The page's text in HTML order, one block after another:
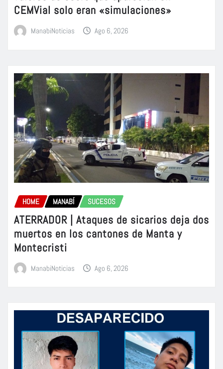
CEMVial solo eran «simulaciones»
ManabiNoticias Ago 6, 2026
HOME MANABÍ SUCESOS
ATERRADOR | Ataques de sicarios deja dos
muertos en los cantones de Manta y
Montecristi
ManabiNoticias Ago 6, 2026